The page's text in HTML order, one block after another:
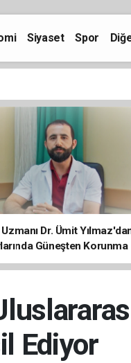
Siyaset Spor
Dr. Ümit
Güneşten Korunma
Ediyor